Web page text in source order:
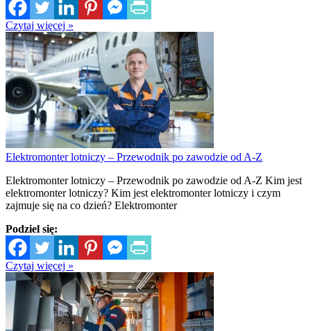
Czytaj więcej »
Elektromonter lotniczy – Przewodnik po zawodzie od A-Z
Elektromonter lotniczy – Przewodnik po zawodzie od A-Z Kim jest
elektromonter lotniczy? Kim jest elektromonter lotniczy i czym
zajmuje się na co dzień? Elektromonter
Podziel się:
Czytaj więcej »